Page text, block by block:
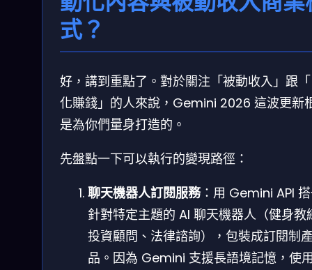
式？
好，講到重點了。對於關注「被動收入」跟
化賺錢」的人來說，Gemini 2026 這波更新
是為你們量身打造的。
先盤點一下可以執行的變現路徑：
聊天機器人訂閱服務：用 Gemini API
針對特定主題的 AI 聊天機器人（健身教
投資顧問、法律諮詢），包裝成訂閱制
品。因為 Gemini 支援長語境記憶，使